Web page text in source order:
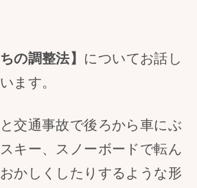
の調整法】 についてお話し
ます。
交通事故で後ろから車にぶ
キー、スノーボードで転ん
かしくしたりするような形